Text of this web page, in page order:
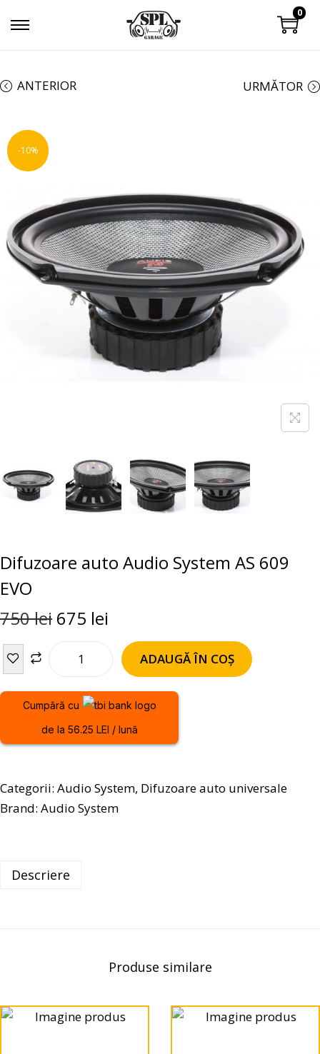
0
ANTERIOR URMĂTOR
-10%
Difuzoare auto Audio System AS 609
EVO
750lei 675 lei
ADAUGĂ ÎN COȘ
Cumpără cu
de la 56.25 LEI / lună
Categorii: Audio System, Difuzoare auto universale
Brand: Audio System
Descriere
Produse similare